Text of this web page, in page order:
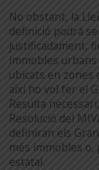
No obstant, la
definició podrà
justificadament,
immobles urbans
ubicats en zones
així ho vol fer el
Resulta
Resolució del
definiran els
més immobles o,
estatal.